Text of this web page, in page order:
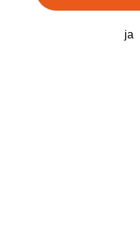
ja